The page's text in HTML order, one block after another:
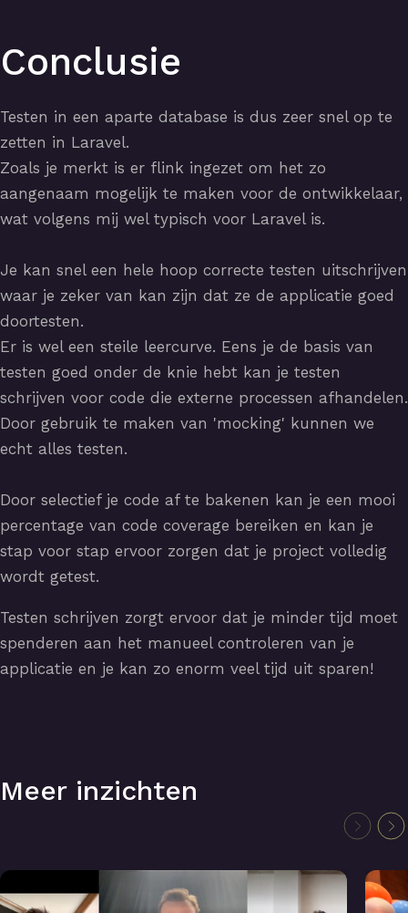
Conclusie
Testen in een aparte database is dus zeer snel op te
zetten in Laravel.
Zoals je merkt is er flink ingezet om het zo
aangenaam mogelijk te maken voor de ontwikkelaar,
wat volgens mij wel typisch voor Laravel is.
Je kan snel een hele hoop correcte testen uitschrijven
waar je zeker van kan zijn dat ze de applicatie goed
doortesten.
Er is wel een steile leercurve. Eens je de basis van
testen goed onder de knie hebt kan je testen
schrijven voor code die externe processen afhandelen.
Door gebruik te maken van 'mocking' kunnen we
echt alles testen.
Door selectief je code af te bakenen kan je een mooi
percentage van code coverage bereiken en kan je
stap voor stap ervoor zorgen dat je project volledig
wordt getest.
Testen schrijven zorgt ervoor dat je minder tijd moet
spenderen aan het manueel controleren van je
applicatie en je kan zo enorm veel tijd uit sparen!
Meer inzichten
Lightning talks: Toekomstbestendige webapplicaties